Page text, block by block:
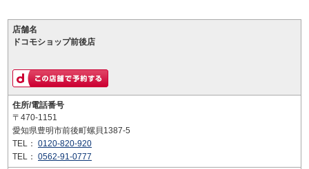
店舗名
ドコモショップ前後店
住所/電話番号
〒470-1151
愛知県豊明市前後町螺貝1387-5
TEL： 0120-820-920
TEL： 0562-91-0777